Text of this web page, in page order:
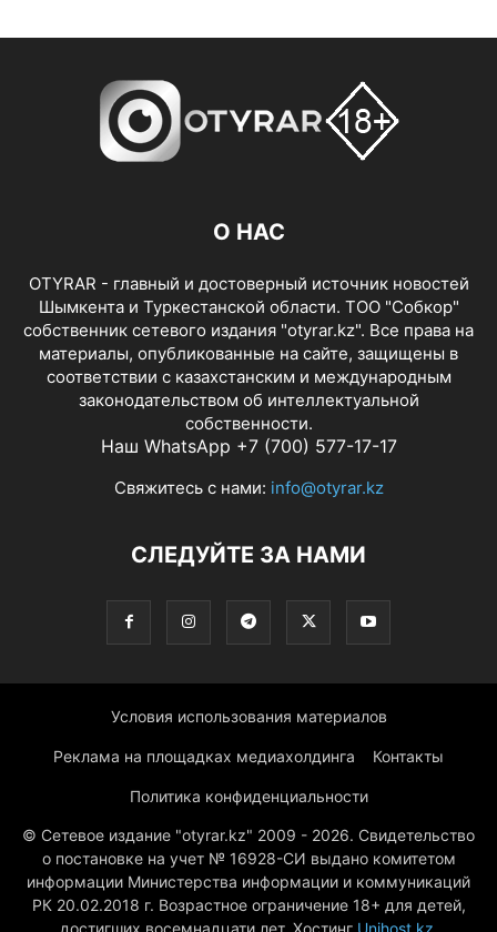
О НАС
OTYRAR - главный и достоверный источник новостей
Шымкента и Туркестанской области. ТОО "Собкор"
собственник сетевого издания "otyrar.kz". Все права на
материалы, опубликованные на сайте, защищены в
соответствии с казахстанским и международным
законодательством об интеллектуальной
собственности.
Наш WhatsApp +7 (700) 577-17-17
Свяжитесь с нами: info@otyrar.kz
СЛЕДУЙТЕ ЗА НАМИ
Условия использования материалов
Реклама на площадках медиахолдинга Контакты
Политика конфиденциальности
© Сетевое издание "otyrar.kz" 2009 - 2026. Свидетельство
о постановке на учет № 16928-СИ выдано комитетом
информации Министерства информации и коммуникаций
РК 20.02.2018 г. Возрастное ограничение 18+ для детей,
достигших восемнадцати лет. Хостинг Unihost.kz